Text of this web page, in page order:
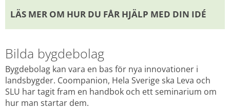
LÄS MER OM HUR DU FÅR HJÄLP MED DIN IDÉ
Bilda bygdebolag
Bygdebolag kan vara en bas för nya innovationer i
landsbygder. Coompanion, Hela Sverige ska Leva och
SLU har tagit fram en handbok och ett seminarium om
hur man startar dem.